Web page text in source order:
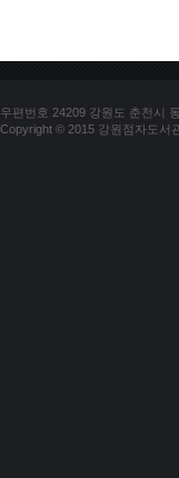
우편번호 24209 강원도 춘천시
Copyright © 2015 강원점자도서